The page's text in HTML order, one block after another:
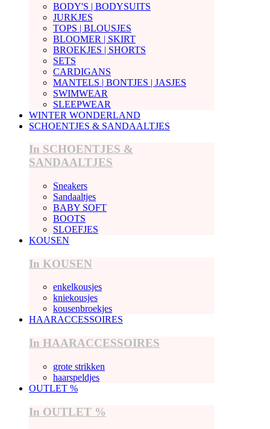
BODY'S | BODYSUITS
JURKJES
TOPS | BLOUSJES
BLOOMER | SKIRT
BROEKJES | SHORTS
SETS
CARDIGANS
MANTELS | BONTJES | JASJES
SWIMWEAR
SLEEPWEAR
WINTER WONDERLAND
SCHOENTJES & SANDAALTJES
In SCHOENTJES &
SANDAALTJES
Sneakers
Sandaaltjes
BABY SOFT
BOOTS
SLOEFJES
KOUSEN
In KOUSEN
enkelkousjes
kniekousjes
kousenbroekjes
HAARACCESSOIRES
In HAARACCESSOIRES
grote strikken
haarspeldjes
OUTLET %
In OUTLET %